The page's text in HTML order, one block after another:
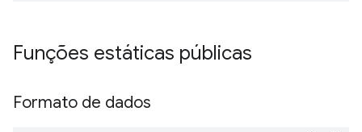
Funções estáticas públicas
Formato de dados